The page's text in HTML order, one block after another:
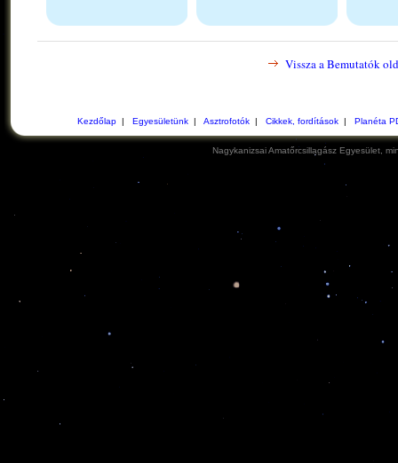
Vissza a Bemutatók
Kezdőlap| Egyesületünk| Asztrofotók| Cikkek, fordítások| Planéta
Nagykanizsai Amatőrcsillagász Egyesület,